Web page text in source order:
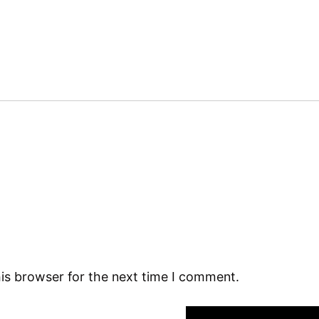
browser for the next time I comment.